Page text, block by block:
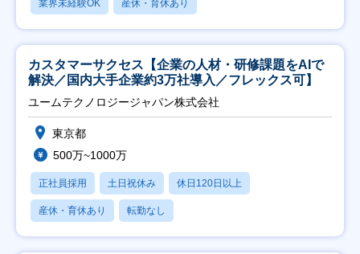
業界未経験OK 産休・育休あり
カスタマーサクセス【企業の人材・研修課題をAIで
解決／国内大手企業約3万社導入／フレックス可】
ユームテクノロジージャパン株式会社
東京都
500万~1000万
正社員採用 土日祝休み 休日120日以上
産休・育休あり 転勤なし